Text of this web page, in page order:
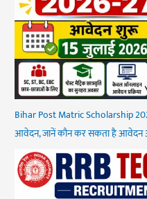
Bihar Post Matric Scholarship
आवेदन, जानें कौन कर सकता है आवेदन